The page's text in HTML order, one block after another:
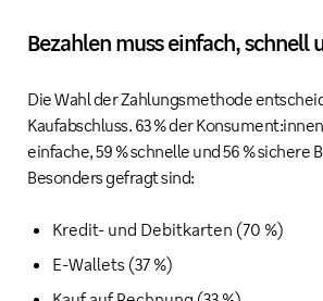
Bezahlen muss einfach, schnell
Die Wahl der Zahlungsmethode
Kaufabschluss. 63 % der
einfache, 59 % schnelle und 56 % sichere
Besonders gefragt sind:
Kredit- und Debitkarten (70 %)
E-Wallets (37 %)